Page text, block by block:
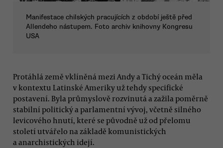
Manifestace chilských pracujících z období ještě před
Allendeho nástupem. Foto archiv knihovny Kongresu
USA
Protáhlá země vklíněná mezi Andy a Tichý oceán měla
v kontextu Latinské Ameriky už tehdy specifické
postavení. Byla průmyslově rozvinutá a zažila poměrně
stabilní politický a parlamentní vývoj, včetně silného
levicového hnutí, které se původně už od přelomu
století utvářelo na základě komunistických
a anarchistických idejí.